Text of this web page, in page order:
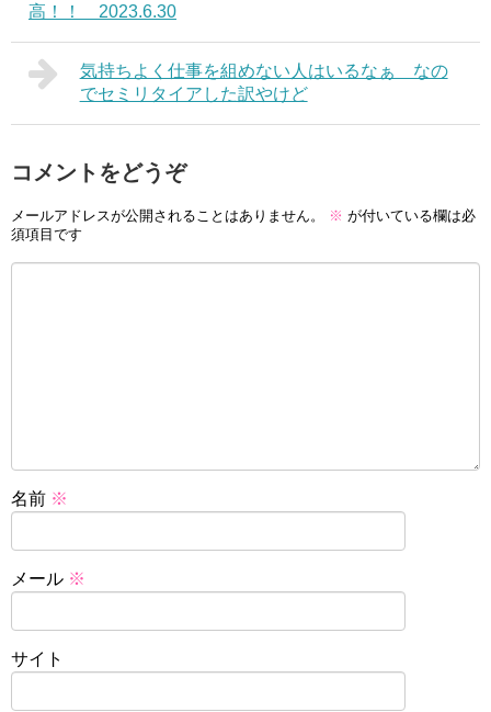
高！！ 2023.6.30
気持ちよく仕事を組めない人はいるなぁ なの
でセミリタイアした訳やけど
コメントをどうぞ
メールアドレスが公開されることはありません。 ※ が付いている欄は必
須項目です
名前 ※
メール ※
サイト